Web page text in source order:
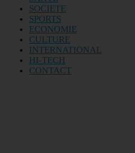
SOCIETE
SPORTS
ECONOMIE
CULTURE
INTERNATIONAL
HI-TECH
CONTACT